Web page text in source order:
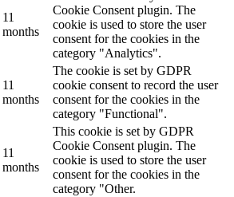
11
months
Cookie Consent plugin. The
cookie is used to store the user
consent for the cookies in the
category "Analytics".
11
months
The cookie is set by GDPR
cookie consent to record the user
consent for the cookies in the
category "Functional".
11
months
This cookie is set by GDPR
Cookie Consent plugin. The
cookie is used to store the user
consent for the cookies in the
category "Other.